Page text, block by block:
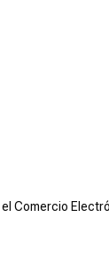
Comercio